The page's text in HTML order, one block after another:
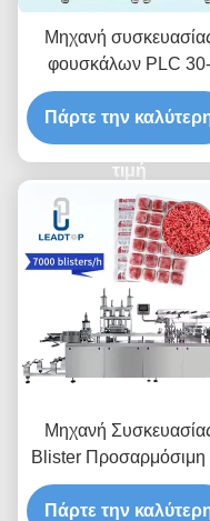
Μηχανή
φουσκάλων PLC 30-
60pcs/min με ισχύ
κινητήρα 1,5
Πάρτε την
τιμή
Μηχανή
Blister Προσαρμόσιμη
Έλεγχο PLC 30-60
τεμάχια/λεπτό
Πάρτε την